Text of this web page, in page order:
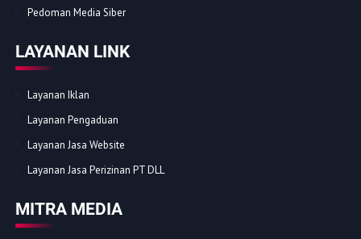
Pedoman Media Siber
LAYANAN LINK
Layanan Iklan
Layanan Pengaduan
Layanan Jasa Website
Layanan Jasa Perizinan PT DLL
MITRA MEDIA